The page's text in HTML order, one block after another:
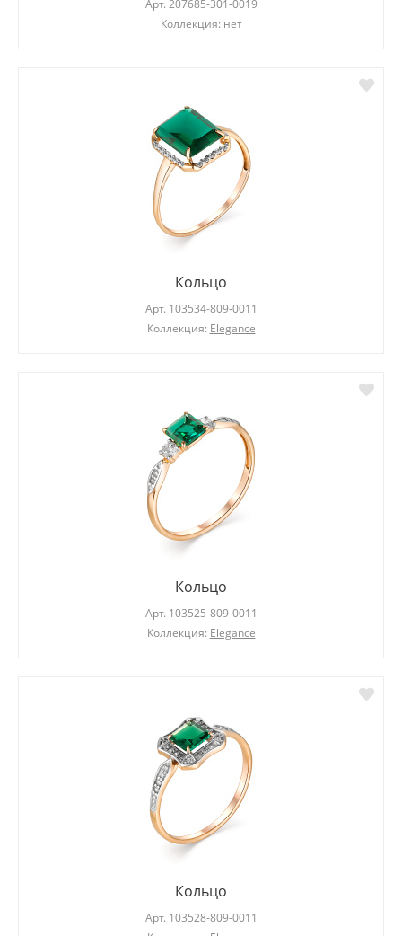
Арт. 207685-301-0019
Коллекция: нет
Кольцо
Арт. 103534-809-0011
Коллекция: Elegance
Кольцо
Арт. 103525-809-0011
Коллекция: Elegance
Кольцо
Арт. 103528-809-0011